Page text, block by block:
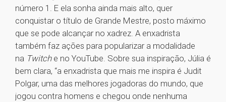
número 1. E ela sonha ainda mais alto, quer
conquistar o título de Grande Mestre, posto máximo
que se pode alcançar no xadrez. A enxadrista
também faz ações para popularizar a modalidade
na Twitche no YouTube. Sobre sua inspiração, Júlia é
bem clara, “a enxadrista que mais me inspira é Judit
Polgar, uma das melhores jogadoras do mundo, que
jogou contra homens e chegou onde nenhuma